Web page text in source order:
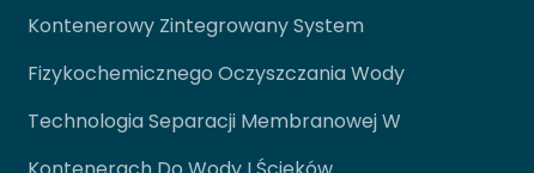
Kontenerowy Zintegrowany System
Fizykochemicznego Oczyszczania Wody
Technologia Separacji Membranowej W